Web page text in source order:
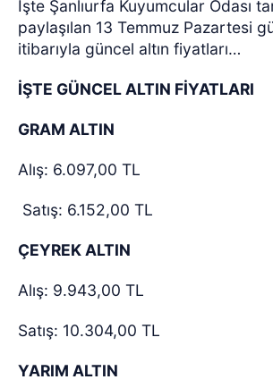
İşte Şanlıurfa Kuyumcular Odası
paylaşılan 13 Temmuz Pazartesi
itibarıyla güncel altın fiyatları…
İŞTE GÜNCEL ALTIN FİYATLARI
GRAM ALTIN
Alış: 6.097,00 TL
Satış: 6.152,00 TL
ÇEYREK ALTIN
Alış: 9.943,00 TL
Satış: 10.304,00 TL
YARIM ALTIN